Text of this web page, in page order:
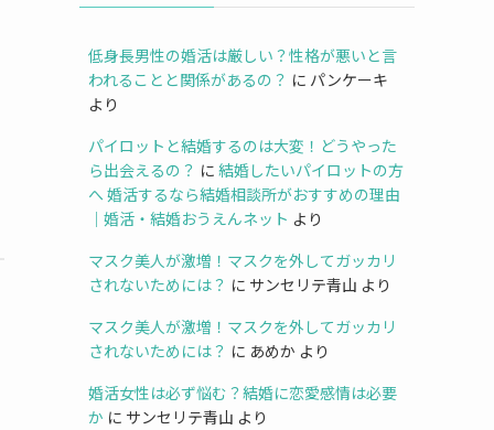
低身長男性の婚活は厳しい？性格が悪いと言
われることと関係があるの？ に パンケーキ
より
パイロットと結婚するのは大変！どうやった
ら出会えるの？ に 結婚したいパイロットの方
へ 婚活するなら結婚相談所がおすすめの理由
｜婚活・結婚おうえんネット より
マスク美人が激増！マスクを外してガッカリ
されないためには？ に サンセリテ青山 より
マスク美人が激増！マスクを外してガッカリ
されないためには？ に あめか より
婚活女性は必ず悩む？結婚に恋愛感情は必要
か に サンセリテ青山 より